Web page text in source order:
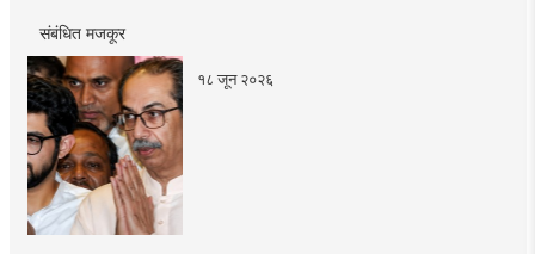
संबंधित मजकूर
१८ जून २०२६